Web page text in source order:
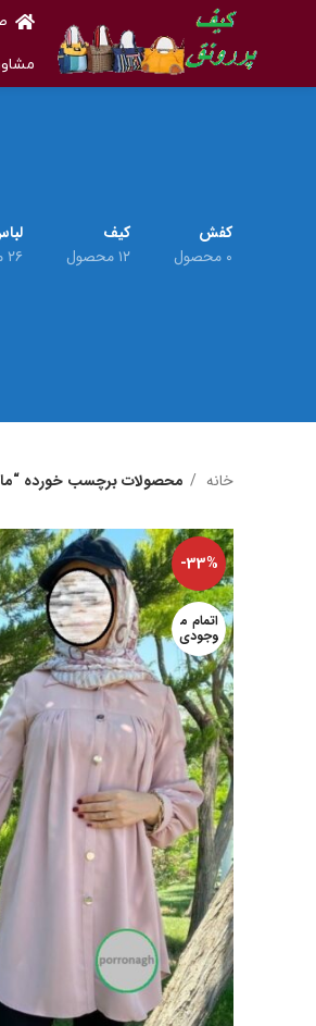
کفش
۰ محصول
کیف
۱۲ محصول
۲۶ محصول
خانه محصولات برچسب خورده
-33%
اتمام م
وجودی